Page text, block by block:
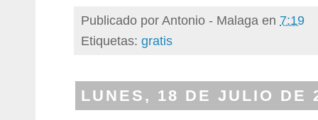
Publicado porAntonio - Malaga en 7:19
Etiquetas: gratis
LUNES, 18 DE JULIO DE